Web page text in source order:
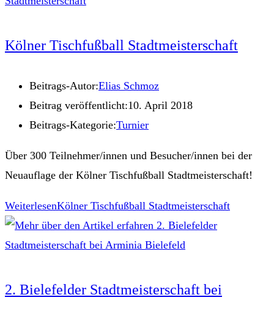
Kölner Tischfußball Stadtmeisterschaft
Beitrags-Autor:Elias Schmoz
Beitrag veröffentlicht:10. April 2018
Beitrags-Kategorie:Turnier
Über 300 Teilnehmer/innen und Besucher/innen bei der
Neuauflage der Kölner Tischfußball Stadtmeisterschaft!
WeiterlesenKölner Tischfußball Stadtmeisterschaft
2. Bielefelder Stadtmeisterschaft bei